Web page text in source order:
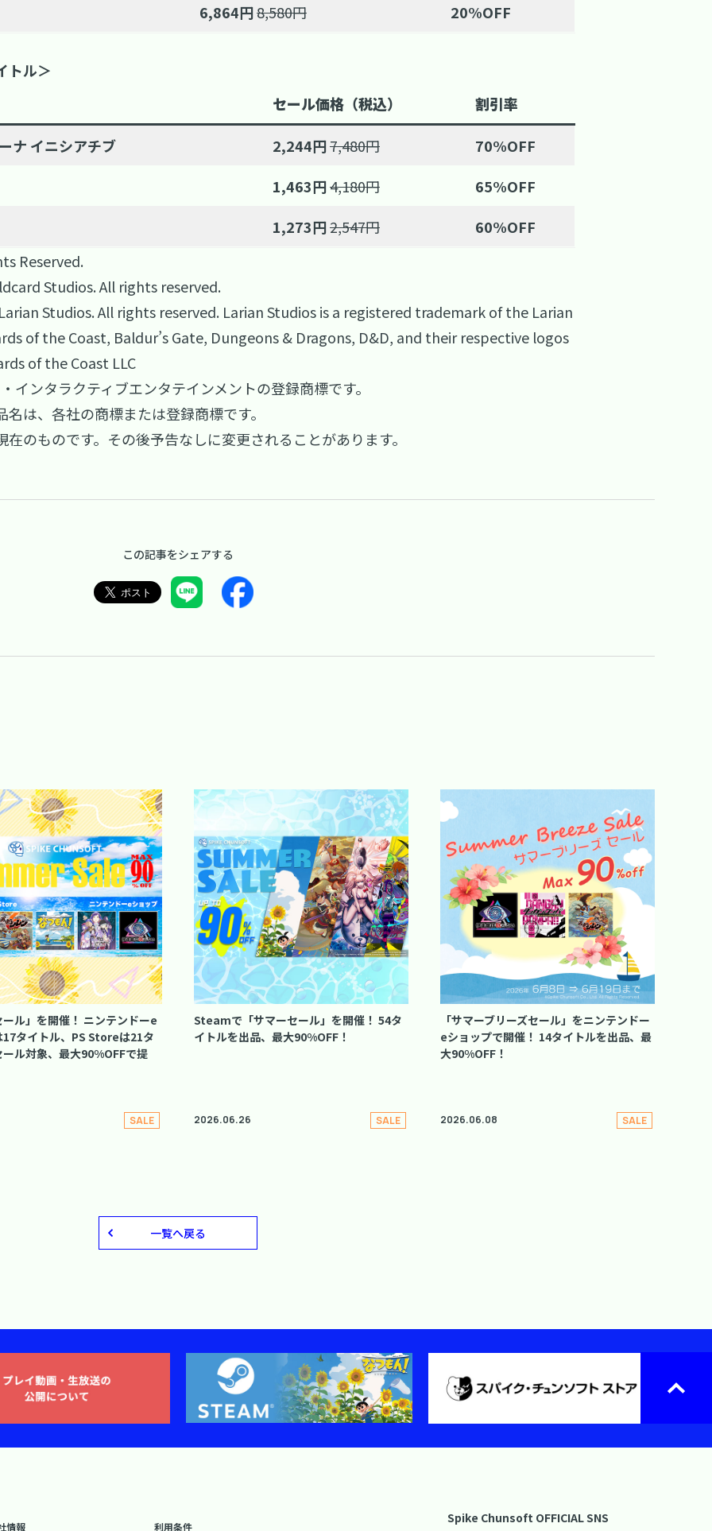
6,864円8,580円 20%OFF
トル＞
セール価格（税込）
割引率
ナ イニシアチブ 2,244円7,480円
70%OFF
1,463円4,180円
65%OFF
1,273円2,547円
60%OFF
Reserved.
Studios. All rights reserved.
Studios. All rights reserved. Larian Studios is a registered trademark of the Larian
of the Coast, Baldur’s Gate, Dungeons & Dragons, D&D, and their respective logos
of the Coast LLC
ンタラクティブエンタテインメントの登録商標です。
は、各社の商標または登録商標です。
のものです。その後予告なしに変更されることがあります。
この記事をシェアする
ル」を開催！ ニンテンドーe
17タイトル、PS Storeは21タ
ル対象、最大90%OFFで提
SALE
Steamで「サマーセール」を開催！ 54タ
イトルを出品、最大90%OFF！
2026.06.26 SALE
「サマーブリーズセール」をニンテンドー
eショップで開催！ 14タイトルを出品、最
大90%OFF！
2026.06.08 SALE
一覧へ戻る
情報 利用条件
Spike Chunsoft OFFICIAL SNS